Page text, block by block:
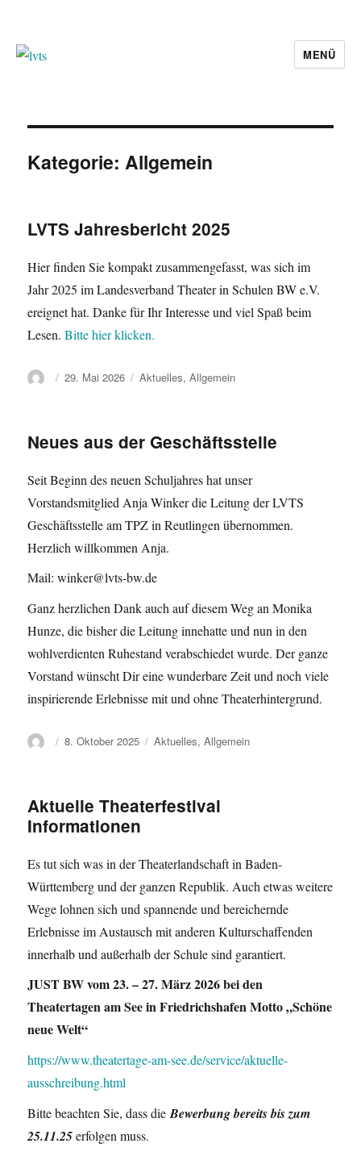
MENÜ
Kategorie:Allgemein
LVTS Jahresbericht 2025
Hier finden Sie kompakt zusammengefasst, was sich im
Jahr 2025 im Landesverband Theater in Schulen BW e.V.
ereignet hat. Danke für Ihr Interesse und viel Spaß beim
Lesen.Bitte hier klicken.
AutorVeröffentlicht
29. Mai 2026 Kategorien
Aktuelles,Allgemein
Neues aus der Geschäftsstelle
Seit Beginn des neuen Schuljahres hat unser
Vorstandsmitglied Anja Winker die Leitung der LVTS
Geschäftsstelle am TPZ in Reutlingen übernommen.
Herzlich willkommen Anja.
Mail: winker@lvts-bw.de
Ganz herzlichen Dank auch auf diesem Weg an Monika
Hunze, die bisher die Leitung innehatte und nun in den
wohlverdienten Ruhestand verabschiedet wurde. Der ganze
Vorstand wünscht Dir eine wunderbare Zeit und noch viele
inspirierende Erlebnisse mit und ohne Theaterhintergrund.
AutorVeröffentlicht
8. Oktober 2025 Kategorien
Aktuelles,Allgemein
Aktuelle Theaterfestival
Informationen
Es tut sich was in der Theaterlandschaft in Baden-
Württemberg und der ganzen Republik. Auch etwas weitere
Wege lohnen sich und spannende und bereichernde
Erlebnisse im Austausch mit anderen Kulturschaffenden
innerhalb und außerhalb der Schule sind garantiert.
JUST BW vom 23. – 27. März 2026 bei den
Theatertagen am See in Friedrichshafen Motto „Schöne
neue Welt“
https://www.theatertage-am-see.de/service/aktuelle-
ausschreibung.html
Bitte beachten Sie, dass dieBewerbung bereits bis zum
25.11.25erfolgen muss.